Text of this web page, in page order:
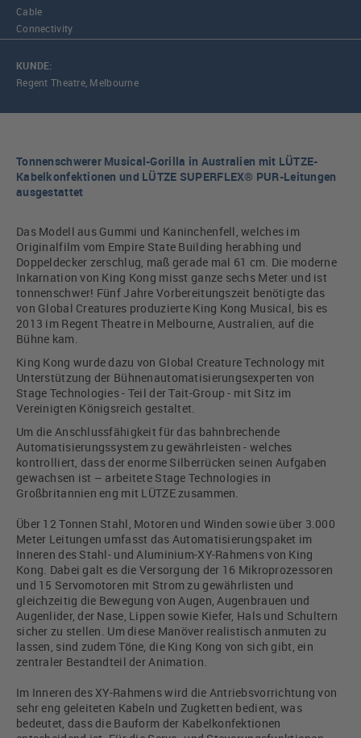
Cable
Connectivity
KUNDE:
Regent Theatre, Melbourne
Tonnenschwerer Musical-Gorilla in Australien mit LÜTZE-
Kabelkonfektionen und LÜTZE SUPERFLEX® PUR-Leitungen
ausgestattet
Das Modell aus Gummi und Kaninchenfell, welches im
Originalfilm vom Empire State Building herabhing und
Doppeldecker zerschlug, maß gerade mal 61 cm. Die moderne
Inkarnation von King Kong misst ganze sechs Meter und ist
tonnenschwer! Fünf Jahre Vorbereitungszeit benötigte das
von Global Creatures produzierte King Kong Musical, bis es
2013 im Regent Theatre in Melbourne, Australien, auf die
Bühne kam.
King Kong wurde dazu von Global Creature Technology mit
Unterstützung der Bühnenautomatisierungsexperten von
Stage Technologies - Teil der Tait-Group - mit Sitz im
Vereinigten Königsreich gestaltet.
Um die Anschlussfähigkeit für das bahnbrechende
Automatisierungssystem zu gewährleisten - welches
kontrolliert, dass der enorme Silberrücken seinen Aufgaben
gewachsen ist – arbeitete Stage Technologies in
Großbritannien eng mit LÜTZE zusammen.
Über 12 Tonnen Stahl, Motoren und Winden sowie über 3.000
Meter Leitungen umfasst das Automatisierungspaket im
Inneren des Stahl- und Aluminium-XY-Rahmens von King
Kong. Dabei galt es die Versorgung der 16 Mikroprozessoren
und 15 Servomotoren mit Strom zu gewährlisten und
gleichzeitig die Bewegung von Augen, Augenbrauen und
Augenlider, der Nase, Lippen sowie Kiefer, Hals und Schultern
sicher zu stellen. Um diese Manöver realistisch anmuten zu
lassen, sind zudem Töne, die King Kong von sich gibt, ein
zentraler Bestandteil der Animation.
Im Inneren des XY-Rahmens wird die Antriebsvorrichtung von
sehr eng geleiteten Kabeln und Zugketten bedient, was
bedeutet, dass die Bauform der Kabelkonfektionen